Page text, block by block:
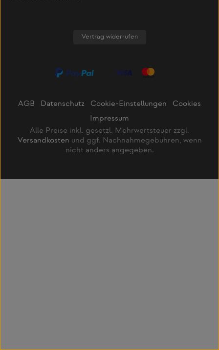
Vertrag widerrufen
AGB Datenschutz Cookie-Einstellungen
Cookies
Impressum
Alle Preise inkl. gesetzl. Mehrwertsteuer zzgl.
Versandkosten und ggf. Nachnahmegebühren, wenn
nicht anders angegeben.